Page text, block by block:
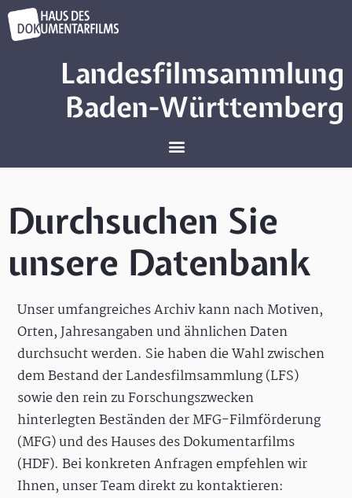
Landesfilmsammlung
Baden-Württemberg
Durchsuchen Sie
unsere Datenbank
Unser umfangreiches Archiv kann nach Motiven,
Orten, Jahresangaben und ähnlichen Daten
durchsucht werden. Sie haben die Wahl zwischen
dem Bestand der Landesfilmsammlung (LFS)
sowie den rein zu Forschungszwecken
hinterlegten Beständen der MFG-Filmförderung
(MFG) und des Hauses des Dokumentarfilms
(HDF). Bei konkreten Anfragen empfehlen wir
Ihnen, unser Team direkt zu kontaktieren: